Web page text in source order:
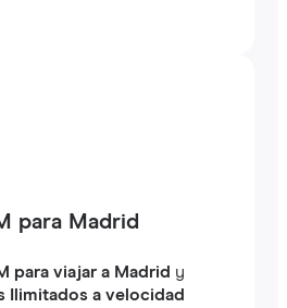
para Madrid
para viajar a Madrid y
Ilimitados a velocidad